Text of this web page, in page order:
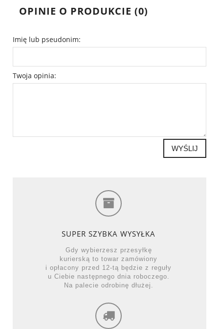
OPINIE O PRODUKCIE (0)
Imię lub pseudonim:
Twoja opinia:
WYŚLIJ
SUPER SZYBKA WYSYŁKA
Gdy wybierzesz przesyłkę
kurierską to towar zamówiony
i opłacony przed 12-tą będzie z reguły
u Ciebie następnego dnia roboczego.
Na palecie odrobinę dłużej.